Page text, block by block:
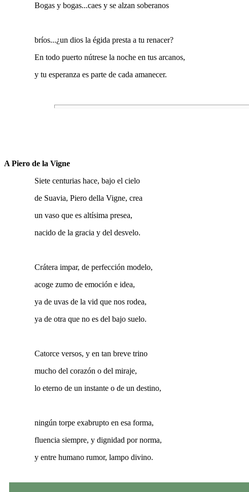
Bogas y bogas...caes y se alzan soberanos
bríos...¿un dios la égida presta a tu renacer?
En todo puerto nútrese la noche en tus arcanos,
y tu esperanza es parte de cada amanecer.
A Piero de la Vigne
Siete centurias hace, bajo el cielo
de Suavia, Piero della Vigne, crea
un vaso que es altísima presea,
nacido de la gracia y del desvelo.
Crátera impar, de perfección modelo,
acoge zumo de emoción e idea,
ya de uvas de la vid que nos rodea,
ya de otra que no es del bajo suelo.
Catorce versos, y en tan breve trino
mucho del corazón o del miraje,
lo eterno de un instante o de un destino,
ningún torpe exabrupto en esa forma,
fluencia siempre, y dignidad por norma,
y entre humano rumor, lampo divino.